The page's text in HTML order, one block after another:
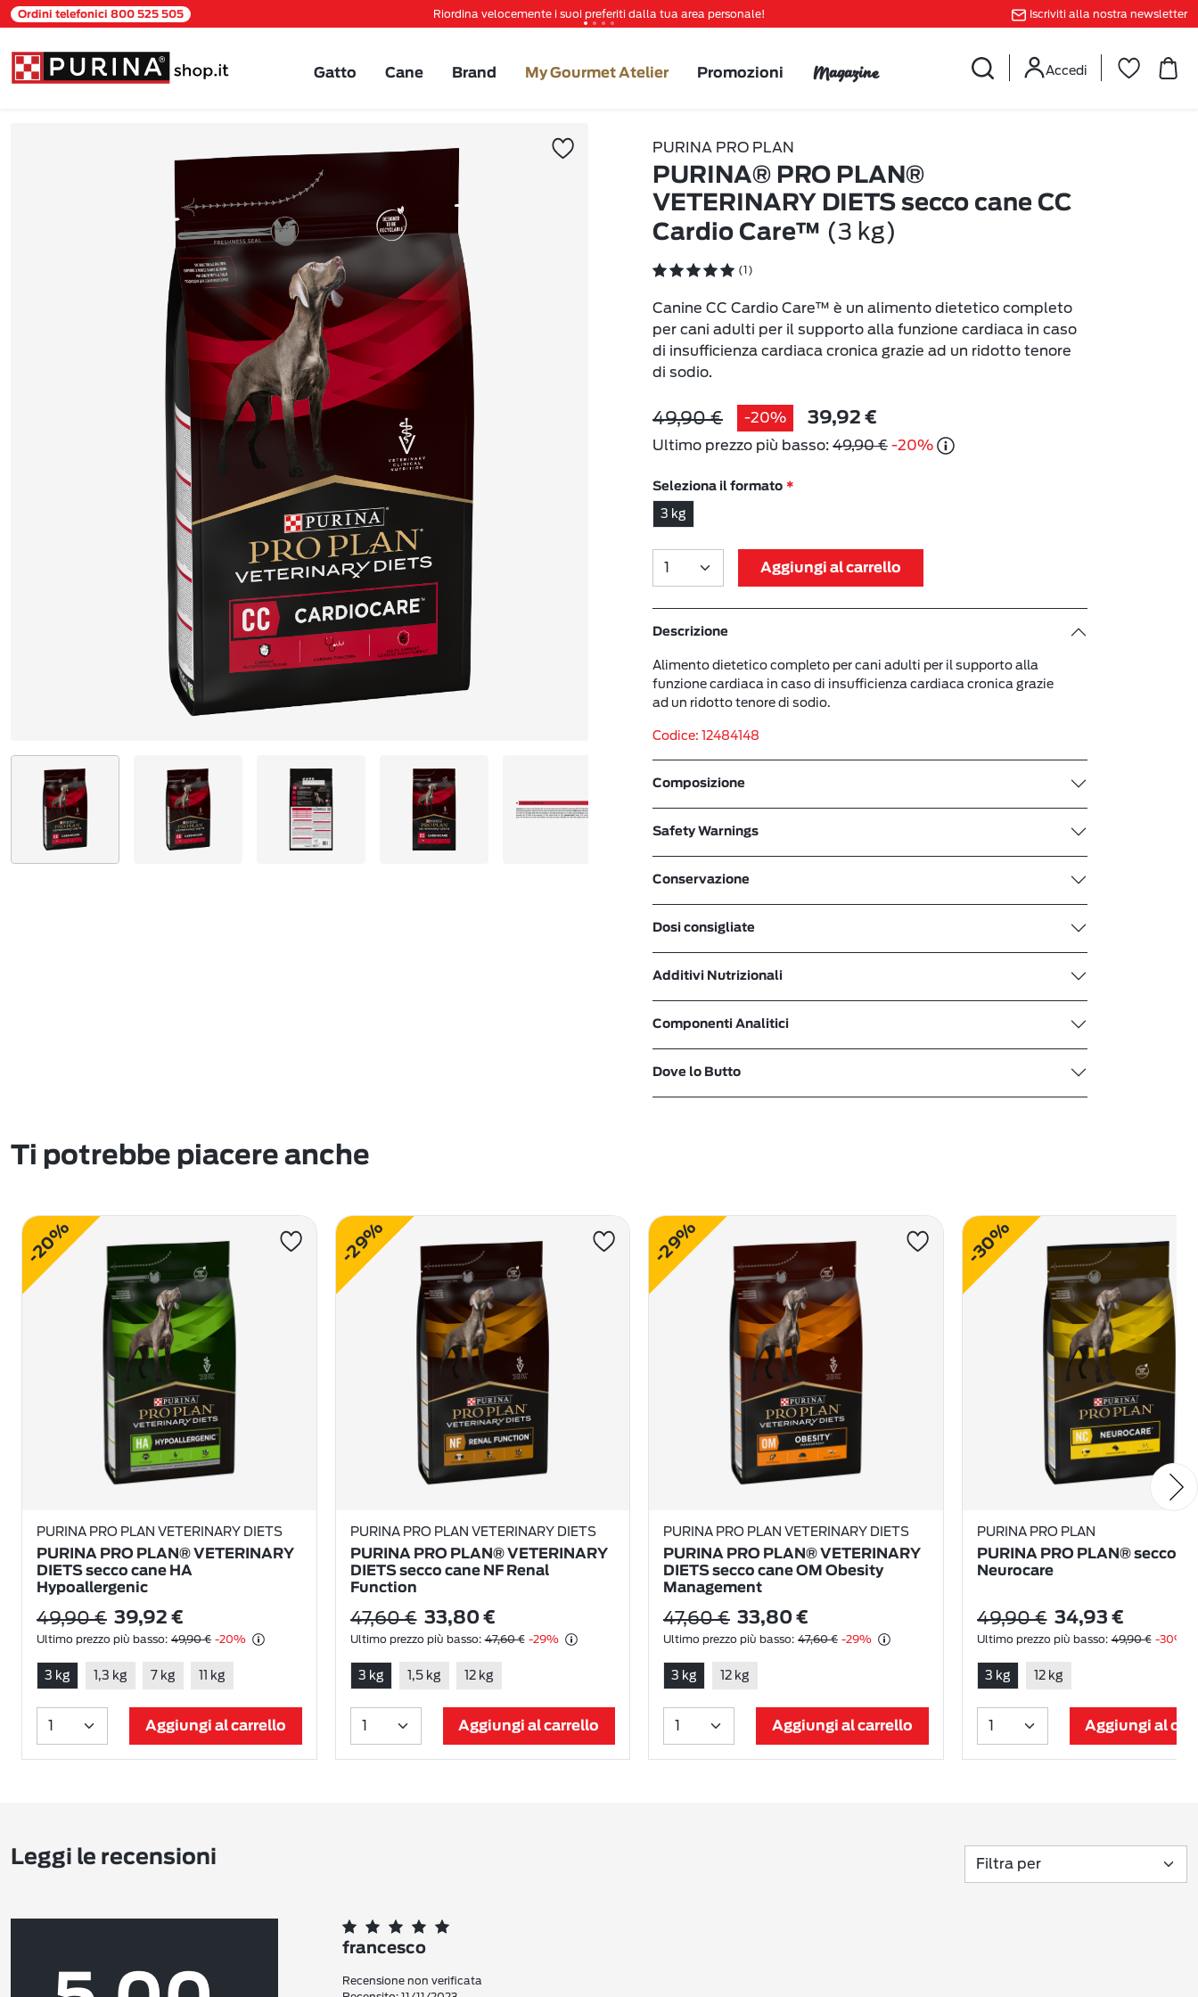
Ordini telefonici 800 525 505
Riordina velocemente i suoi preferiti dalla tua area personale!
Spedizione gratuita a partire da 49 €
Iscriviti alla nostra newsletter
Gatto Cane Brand My Gourmet Atelier Promozioni Magazine Accedi
PURINA PRO PLAN
PURINA® PRO PLAN®
VETERINARY DIETS secco cane CC
Cardio Care™ (3 kg)
(1)
Canine CC Cardio Care™ è un alimento dietetico completo
per cani adulti per il supporto alla funzione cardiaca in caso
di insufficienza cardiaca cronica grazie ad un ridotto tenore
di sodio.
49,90 € -20% 39,92 €
Ultimo prezzo più basso: 49,90 € -20%
Seleziona il formato
3 kg
Aggiungi al carrello
Descrizione
Alimento dietetico completo per cani adulti per il supporto alla
funzione cardiaca in caso di insufficienza cardiaca cronica grazie
ad un ridotto tenore di sodio.
Codice: 12484148
Composizione
Safety Warnings
Conservazione
Dosi consigliate
Additivi Nutrizionali
Componenti Analitici
Dove lo Butto
Ti potrebbe piacere anche
-20%
PURINA PRO PLAN VETERINARY DIETS
PURINA PRO PLAN® VETERINARY
DIETS secco cane HA
Hypoallergenic
49,90 € 39,92 €
Ultimo prezzo più basso: 49,90 € -20%
3 kg 1,3 kg 7 kg 11 kg
Aggiungi al carrello
-29%
PURINA PRO PLAN VETERINARY DIETS
PURINA PRO PLAN® VETERINARY
DIETS secco cane NF Renal
Function
47,60 € 33,80 €
Ultimo prezzo più basso: 47,60 € -29%
3 kg 1,5 kg 12 kg
Aggiungi al carrello
-29%
PURINA PRO PLAN VETERINARY DIETS
PURINA PRO PLAN® VETERINARY
DIETS secco cane OM Obesity
Management
47,60 € 33,80 €
Ultimo prezzo più basso: 47,60 € -29%
3 kg 12 kg
Aggiungi al carrello
-30%
PURINA PRO PLAN
PURINA PRO PLAN® secco
Neurocare
49,90 € 34,93 €
Ultimo prezzo più basso: 49,90 € -30%
3 kg 12 kg
Aggiungi al
Leggi le recensioni
francesco
Recensione non verificata